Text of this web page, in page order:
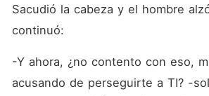
Sacudió la cabeza y el hombre
continuó:
-Y ahora, ¿no contento con eso,
acusando de perseguirte a TI? -